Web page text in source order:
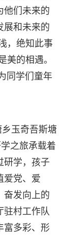
他们未来的
展和未来的
，绝知此事
美的相遇。
同学们童年
玉奇吾斯塘
之旅承载着
研学，孩子
爱党、爱
奋发向上的
驻村工作队
富多彩、形